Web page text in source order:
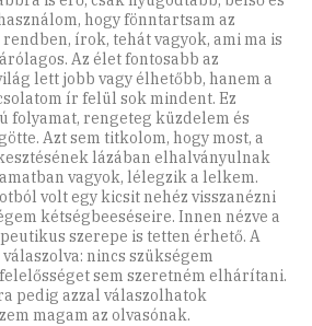
hogy fönntartsam az
írok, tehát vagyok, ami ma is
Az élet fontosabb az
lett jobb vagy élhetőbb, hanem a
ír felül sok mindent. Ez
folyamat, rengeteg küzdelem és
Azt sem titkolom, hogy most, a
lázában elhalványulnak
vagyok, lélegzik a lelkem.
volt egy kicsit nehéz visszanézni
kétségbeeséseire. Innen nézve a
szerepe is tetten érhető. A
nincs szükségem
sem szeretném elhárítani.
pedig azzal válaszolhatok
magam az olvasónak.